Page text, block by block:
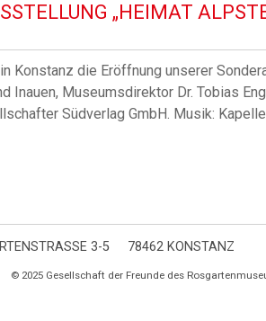
„HEIMAT
Konstanz die Eröffnung unserer
Inauen, Museumsdirektor Dr. Tobias
Südverlag GmbH. Musik:
3-5 78462 KONSTANZ
© 2025 Gesellschaft der Freunde des